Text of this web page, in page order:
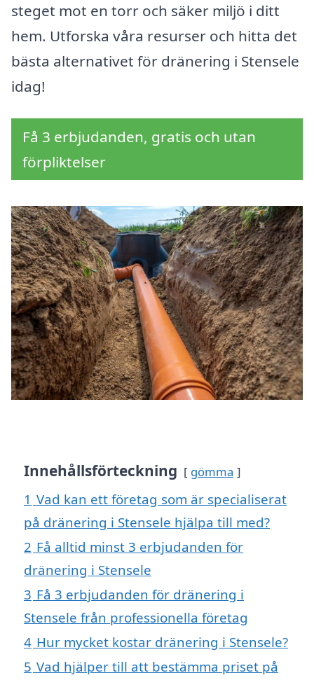
steget mot en torr och säker miljö i ditt
hem. Utforska våra resurser och hitta det
bästa alternativet för dränering i Stensele
idag!
Få 3 erbjudanden, gratis och utan
förpliktelser
Innehållsförteckning gömma
1 Vad kan ett företag som är specialiserat
på dränering i Stensele hjälpa till med?
2 Få alltid minst 3 erbjudanden för
dränering i Stensele
3 Få 3 erbjudanden för dränering i
Stensele från professionella företag
4 Hur mycket kostar dränering i Stensele?
5 Vad hjälper till att bestämma priset på